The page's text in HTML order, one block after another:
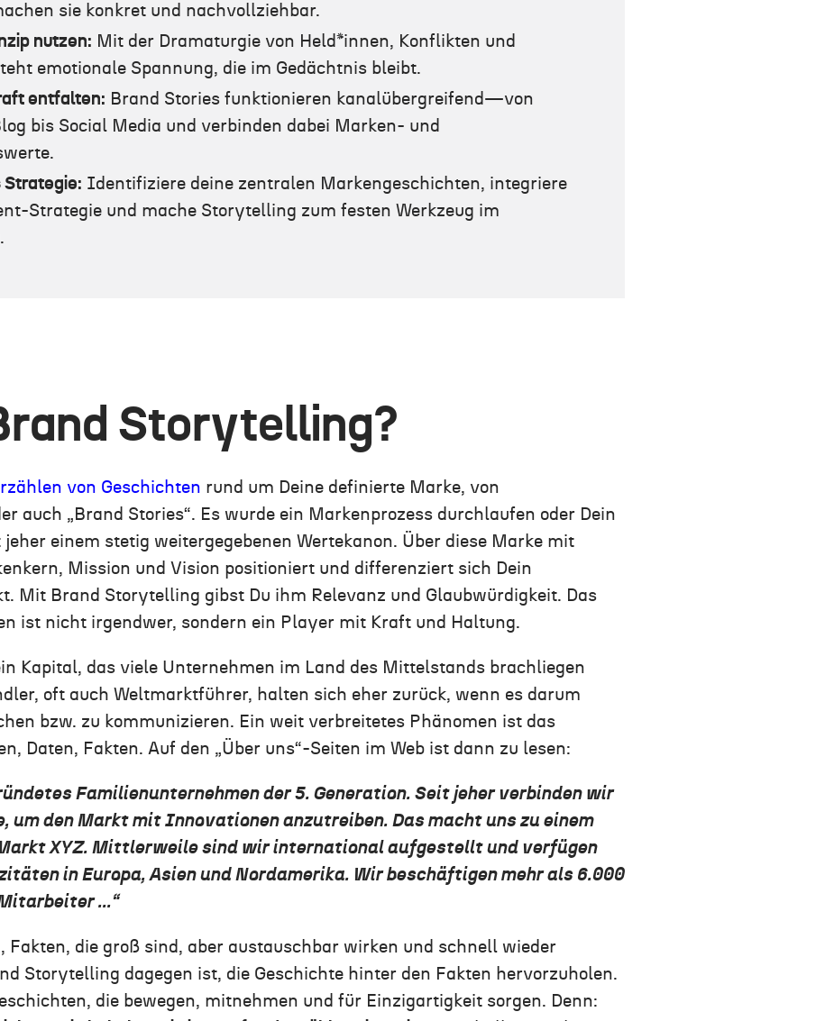
sie konkret und nachvollziehbar.
nutzen: Mit der Dramaturgie von Held*innen, Konflikten und
emotionale Spannung, die im Gedächtnis bleibt.
entfalten: Brand Stories funktionieren kanalübergreifend—von
bis Social Media und verbinden dabei Marken- und
Identifiziere deine zentralen Markengeschichten, integriere
Strategie und mache Storytelling zum festen Werkzeug im
Storytelling?
von Geschichten rund um Deine definierte Marke, von
auch „Brand Stories“. Es wurde ein Markenprozess durchlaufen oder Dein
einem stetig weitergegebenen Wertekanon. Über diese Marke mit
Mission und Vision positioniert und differenziert sich Dein
Mit Brand Storytelling gibst Du ihm Relevanz und Glaubwürdigkeit. Das
ist nicht irgendwer, sondern ein Player mit Kraft und Haltung.
Kapital, das viele Unternehmen im Land des Mittelstands brachliegen
oft auch Weltmarktführer, halten sich eher zurück, wenn es darum
bzw. zu kommunizieren. Ein weit verbreitetes Phänomen ist das
Daten, Fakten. Auf den „Über uns“-Seiten im Web ist dann zu lesen:
Familienunternehmen der 5. Generation. Seit jeher verbinden wir
um den Markt mit Innovationen anzutreiben. Das macht uns zu einem
XYZ. Mittlerweile sind wir international aufgestellt und verfügen
in Europa, Asien und Nordamerika. Wir beschäftigen mehr als 6.000
...“
Fakten, die groß sind, aber austauschbar wirken und schnell wieder
Storytelling dagegen ist, die Geschichte hinter den Fakten hervorzuholen.
die bewegen, mitnehmen und für Einzigartigkeit sorgen. Denn: